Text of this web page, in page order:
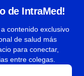
de IntraMed!
contenido exclusivo
de salud más
para conectar,
entre colegas.